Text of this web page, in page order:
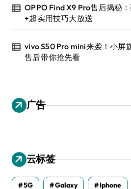
OPPO Find X9 Pro售后揭秘
+超实用技巧大放送
vivo S50 Pro mini来袭！小屏
售后带你抢先看
广告
云标签
5G Galaxy Iphone